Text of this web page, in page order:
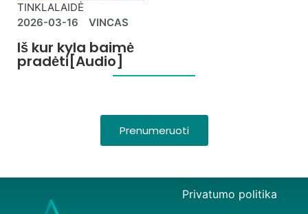
TINKLALAIDĖ
2026-03-16
VINCAS
Iš kur kyla baimė
pradėti[Audio]
Prenumeruoti
Privatumo politika